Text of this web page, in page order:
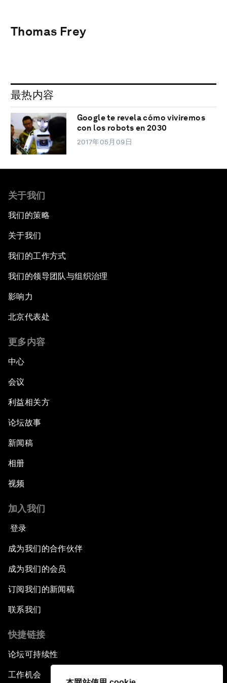
Thomas Frey
最热内容
Google te revela cómo viviremos
con los robots en 2030
2017年05月09日
关于我们
我们的策略
关于我们
我们的工作方式
我们的领导团队与组织治理
影响力
北京代表处
更多内容
中心
会议
利益相关方
论坛故事
新闻稿
相册
视频
加入我们
登录
成为我们的合作伙伴
成为我们的会员
订阅我们的新闻稿
联系我们
快捷链接
论坛可持续性
工作机会